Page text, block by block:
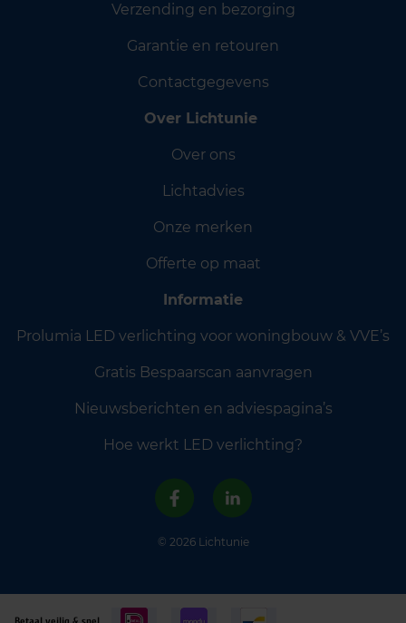
Verzending en bezorging
Garantie en retouren
Contactgegevens
Over Lichtunie
Over ons
Lichtadvies
Onze merken
Offerte op maat
Informatie
Prolumia LED verlichting voor woningbouw & VVE’s
Gratis Bespaarscan aanvragen
Nieuwsberichten en adviespagina’s
Hoe werkt LED verlichting?
© 2026 Lichtunie